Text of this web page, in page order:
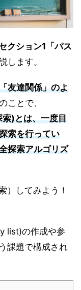
クション1「パス
します。
友達関係」のよ
ことで、
索)とは、一度目
索を行ってい
探索アルゴリズ
）してみよう！
list)の作成や参
課題で構成され